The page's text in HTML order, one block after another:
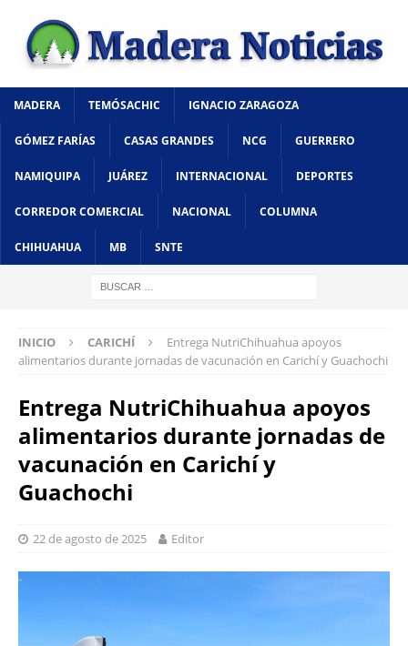
MADERA TEMÓSACHIC IGNACIO ZARAGOZA
GÓMEZ FARÍAS CASAS GRANDES NCG GUERRERO
NAMIQUIPA JUÁREZ INTERNACIONAL DEPORTES
CORREDOR COMERCIAL NACIONAL COLUMNA
CHIHUAHUA MB SNTE
INICIO CARICHÍ
Entrega NutriChihuahua apoyos
alimentarios durante jornadas de vacunación en Carichí y Guachochi
Entrega NutriChihuahua apoyos
alimentarios durante jornadas de
vacunación en Carichí y
Guachochi
22 de agosto de 2025 Editor